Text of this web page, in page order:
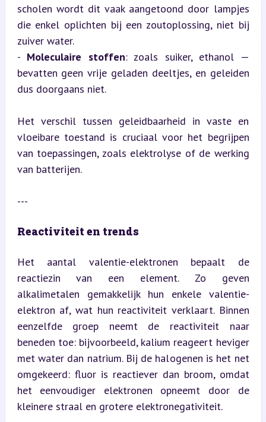
scholen wordt dit vaak aangetoond door lampjes
die enkel oplichten bij een zoutoplossing, niet bij
zuiver water.
- Moleculaire stoffen: zoals suiker, ethanol —
bevatten geen vrije geladen deeltjes, en geleiden
dus doorgaans niet.
Het verschil tussen geleidbaarheid in vaste en
vloeibare toestand is cruciaal voor het begrijpen
van toepassingen, zoals elektrolyse of de werking
van batterijen.
---
Reactiviteit en trends
Het aantal valentie-elektronen bepaalt de
reactiezin van een element. Zo geven
alkalimetalen gemakkelijk hun enkele valentie-
elektron af, wat hun reactiviteit verklaart. Binnen
eenzelfde groep neemt de reactiviteit naar
beneden toe: bijvoorbeeld, kalium reageert heviger
met water dan natrium. Bij de halogenen is het net
omgekeerd: fluor is reactiever dan broom, omdat
het eenvoudiger elektronen opneemt door de
kleinere straal en grotere elektronegativiteit.